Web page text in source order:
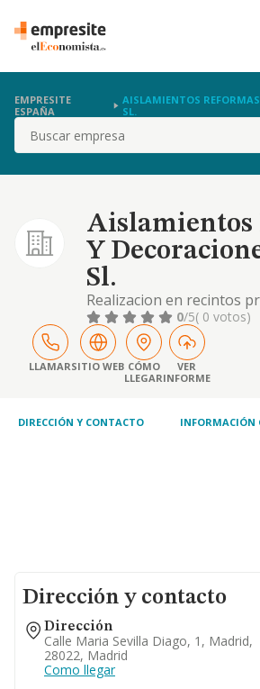
EMPRESITE
ESPAÑA
AISLAMIENTOS
SL.
Buscar
Aislamientos
Y
Sl.
Realizacion en recintos
terceros de trabajos de
aislamientos termicos
0/5( 0 votos)
LLAMARSITIO WEB CÓMO
LLEGAR
VER
INFORME
DIRECCIÓN Y CONTACTO INFORMACIÓN
Dirección y contacto
Dirección
Calle Maria Sevilla Diago, 1, Madrid,
28022, Madrid
Como llegar